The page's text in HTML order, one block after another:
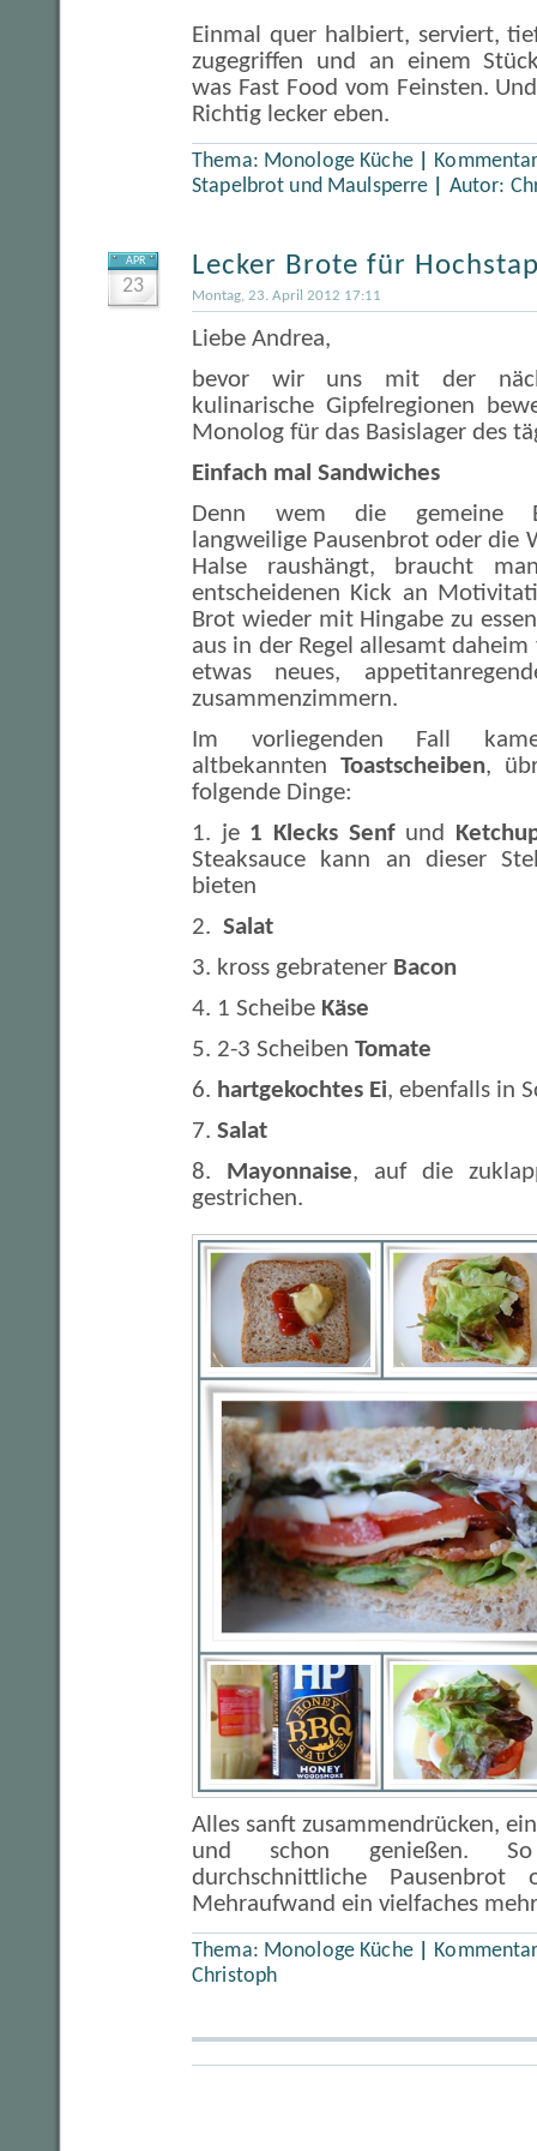
Einmal quer halbiert, serviert,
zugegriffen und an einem
was Fast Food vom Feinsten.
Richtig lecker eben.
Thema: Monologe Küche
Stapelbrot und Maulsperre
Autor:
APR
23
Lecker Brote für
Montag, 23. April 2012 17:11
Liebe Andrea,
bevor wir uns mit der
kulinarische Gipfelregionen
Monolog für das Basislager des
Einfach mal Sandwiches
Denn wem die gemeine
langweilige Pausenbrot oder die
Halse raushängt, braucht
entscheidenen Kick an
Brot wieder mit Hingabe zu
aus in der Regel allesamt
etwas neues,
zusammenzimmern.
Im vorliegenden Fall
altbekannten Toastscheiben,
folgende Dinge:
1. je 1 Klecks Senfund
Steaksauce kann an dieser
bieten
2. Salat
3. kross gebratener Bacon
4. 1 Scheibe Käse
5. 2-3 Scheiben Tomate
6. hartgekochtes Ei, ebenfalls in
7. Salat
8. Mayonnaise, auf die
gestrichen.
Alles sanft zusammendrücken,
und schon genießen.
durchschnittliche
Mehraufwand ein vielfaches
Thema: Monologe Küche
Christoph